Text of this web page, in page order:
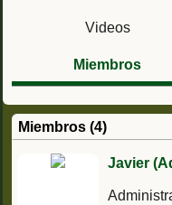
Videos
Miembros
Miembros (4)
Javier